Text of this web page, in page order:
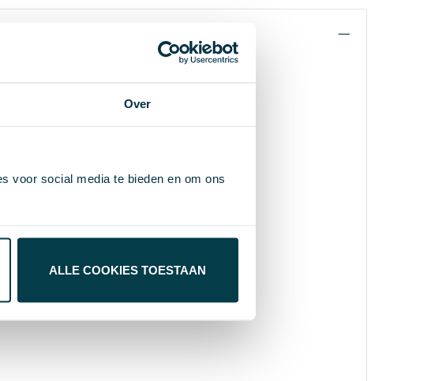
Over
voor social media te bieden en om ons
ALLE COOKIES TOESTAAN